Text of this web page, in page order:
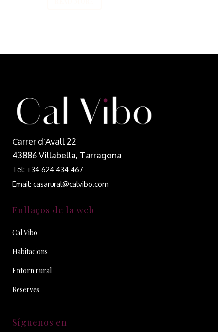
Carrer d'Avall 22
43886 Villabella, Tarragona
Tel: +34 624 434 467
Email: casarural@calvibo.com
Enllaços de la web
Cal Vibo
Habitacions
Entorn rural
Reserves
Síguenos en